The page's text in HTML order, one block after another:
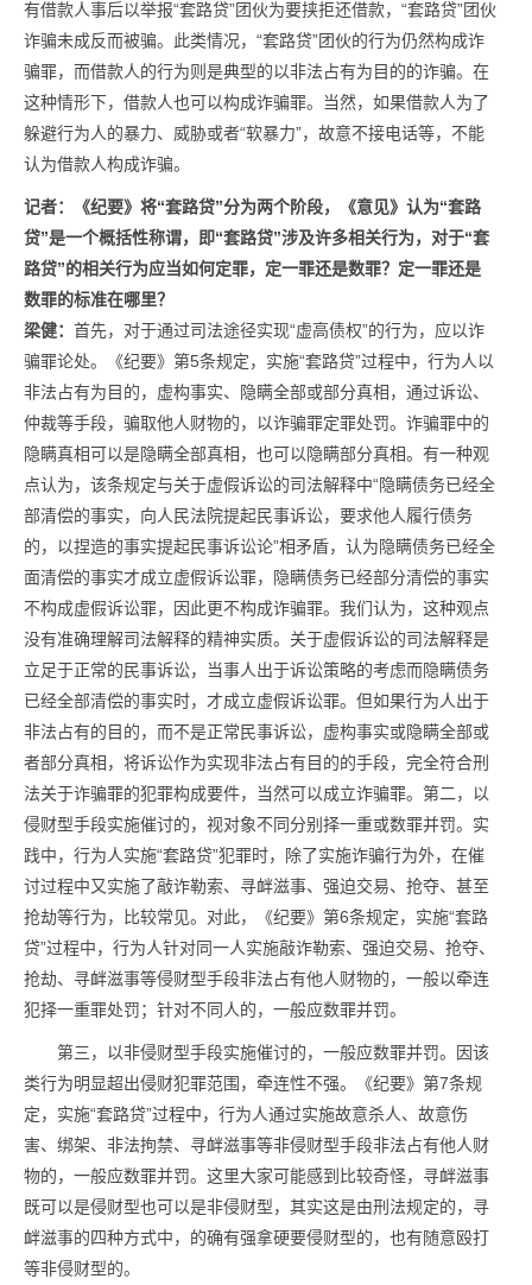
有借款人事后以举报“套路贷”团伙为要挟拒还借款，“套路贷”团伙
诈骗未成反而被骗。此类情况，“套路贷”团伙的行为仍然构成诈
骗罪，而借款人的行为则是典型的以非法占有为目的的诈骗。在
这种情形下，借款人也可以构成诈骗罪。当然，如果借款人为了
躲避行为人的暴力、威胁或者“软暴力”，故意不接电话等，不能
认为借款人构成诈骗。
记者：
《纪要》将“套路贷”分为两个阶段，《意见》认为“套路
贷”是一个概括性称谓，即“套路贷”涉及许多相关行为，对于“套
路贷”的相关行为应当如何定罪，定一罪还是数罪？ 定一罪还是
数罪的标准在哪里？
梁健： 首先，对于通过司法途径实现“虚高债权”的行为，应以诈
骗罪论处。《纪要》第5条规定，实施“套路贷”过程中，行为人以
非法占有为目的，虚构事实、隐瞒全部或部分真相，通过诉讼、
仲裁等手段，骗取他人财物的，以诈骗罪定罪处罚。诈骗罪中的
隐瞒真相可以是隐瞒全部真相，也可以隐瞒部分真相。有一种观
点认为，该条规定与关于虚假诉讼的司法解释中“隐瞒债务已经全
部清偿的事实，向人民法院提起民事诉讼，要求他人履行债务
的，以捏造的事实提起民事诉讼论”相矛盾，认为隐瞒债务已经全
面清偿的事实才成立虚假诉讼罪，隐瞒债务已经部分清偿的事实
不构成虚假诉讼罪，因此更不构成诈骗罪。我们认为，这种观点
没有准确理解司法解释的精神实质。关于虚假诉讼的司法解释是
立足于正常的民事诉讼，当事人出于诉讼策略的考虑而隐瞒债务
已经全部清偿的事实时，才成立虚假诉讼罪。但如果行为人出于
非法占有的目的，而不是正常民事诉讼，虚构事实或隐瞒全部或
者部分真相，将诉讼作为实现非法占有目的的手段，完全符合刑
法关于诈骗罪的犯罪构成要件，当然可以成立诈骗罪。第二，以
侵财型手段实施催讨的，视对象不同分别择一重或数罪并罚。实
践中，行为人实施“套路贷”犯罪时，除了实施诈骗行为外，在催
讨过程中又实施了敲诈勒索、寻衅滋事、强迫交易、抢夺、甚至
抢劫等行为，比较常见。对此，《纪要》第6条规定，实施“套路
贷”过程中，行为人针对同一人实施敲诈勒索、强迫交易、抢夺、
抢劫、寻衅滋事等侵财型手段非法占有他人财物的，一般以牵连
犯择一重罪处罚；针对不同人的，一般应数罪并罚。
第三，以非侵财型手段实施催讨的，一般应数罪并罚。因该
类行为明显超出侵财犯罪范围，牵连性不强。《纪要》第7条规
定，实施“套路贷”过程中，行为人通过实施故意杀人、故意伤
害、绑架、非法拘禁、寻衅滋事等非侵财型手段非法占有他人财
物的，一般应数罪并罚。这里大家可能感到比较奇怪，寻衅滋事
既可以是侵财型也可以是非侵财型，其实这是由刑法规定的，寻
衅滋事的四种方式中，的确有强拿硬要侵财型的，也有随意殴打
等非侵财型的。